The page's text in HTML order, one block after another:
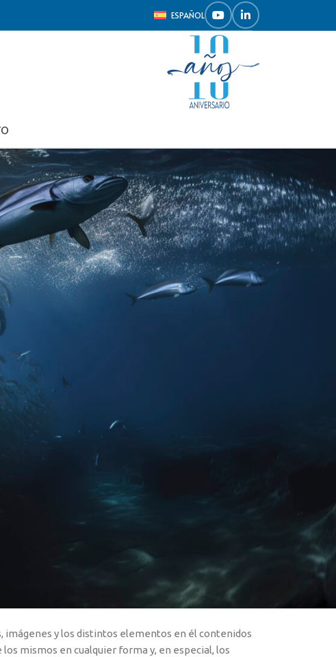
ESPAÑOL
que los datos del responsable de este sitio
por parte del Prestador o por terceros
disposiciones recogidas en este aviso legal junto
de acuerdo con cualquiera de las cláusulas y
actualizada su información, añadiendo,
el Prestador pudiera establecer en cualquier
imágenes y los distintos elementos en él contenidos
mismos en cualquier forma y, en especial, los